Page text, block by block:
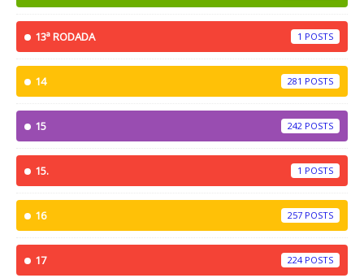
13ª RODADA 1
14 281
15 242
15. 1
16 257
17 224